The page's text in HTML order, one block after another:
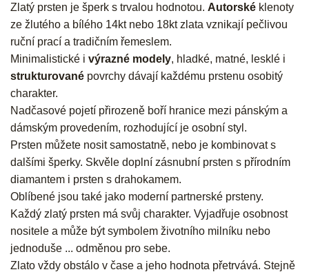
Zlatý prsten je šperk s trvalou hodnotou. Autorské klenoty
ze žlutého a bílého 14kt nebo 18kt zlata vznikají pečlivou
ruční prací a tradičním řemeslem.
Minimalistické i výrazné modely, hladké, matné, lesklé i
strukturované povrchy dávají každému prstenu osobitý
charakter.
Nadčasové pojetí přirozeně boří hranice mezi pánským a
dámským provedením, rozhodující je osobní styl.
Prsten můžete nosit samostatně, nebo je kombinovat s
dalšími šperky. Skvěle doplní zásnubní prsten s přírodním
diamantem i prsten s drahokamem.
Oblíbené jsou také jako moderní partnerské prsteny.
Každý zlatý prsten má svůj charakter. Vyjadřuje osobnost
nositele a může být symbolem životního milníku nebo
jednoduše ... odměnou pro sebe.
Zlato vždy obstálo v čase a jeho hodnota přetrvává. Stejně